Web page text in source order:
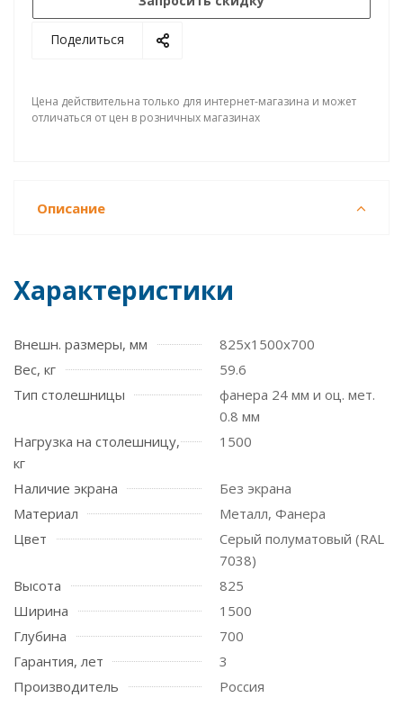
Поделиться
Цена действительна только для интернет-магазина и может
отличаться от цен в розничных магазинах
Описание
Характеристики
Внешн. размеры, мм
825x1500x700
Вес, кг
59.6
Тип столешницы
фанера 24 мм и оц. мет.
0.8 мм
Нагрузка на столешницу,
кг
1500
Наличие экрана
Без экрана
Материал
Металл, Фанера
Цвет
Серый полуматовый (RAL
7038)
Высота
825
Ширина
1500
Глубина
700
Гарантия, лет
3
Производитель
Россия